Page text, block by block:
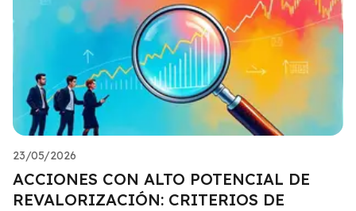
23/05/2026
ACCIONES CON ALTO POTENCIAL DE
REVALORIZACIÓN: CRITERIOS DE